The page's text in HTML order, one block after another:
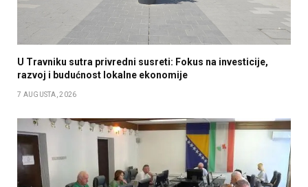
U Travniku sutra privredni susreti: Fokus na investicije,
razvoj i budućnost lokalne ekonomije
7 AUGUSTA, 2026